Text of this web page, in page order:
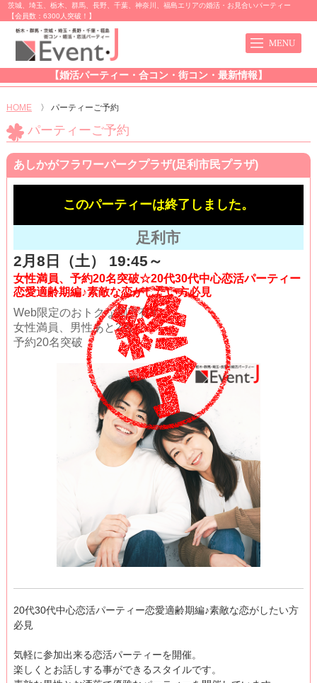
茨城、埼玉、栃木、群馬、長野、千葉、神奈川、福島エリアの婚活・お見合いパーティー
【会員数：6300人突破！】
【婚活パーティー・合コン・街コン・最新情報】
HOME 〉 パーティーご予約
パーティーご予約
あしかがフラワーパークプラザ(足利市民プラザ)
このパーティーは終了しました。
足利市
2月8日（土） 19:45～
女性満員、予約20名突破☆20代30代中心恋活パーティー
恋愛適齢期編♪素敵な恋がしたい方必見
Web限定のおトクな割引有!!
女性満員、男性あと2名
予約20名突破
20代30代中心恋活パーティー恋愛適齢期編♪素敵な恋がしたい方
必見
気軽に参加出来る恋活パーティーを開催。
楽しくとお話しする事ができるスタイルです。